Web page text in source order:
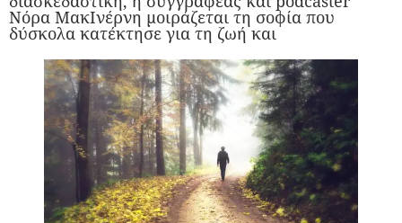
Νόρα ΜακΙνέρνη μοιράζεται τη σοφία που
δύσκολα κατέκτησε για τη ζωή και